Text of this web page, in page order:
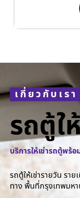
เกี่ยวกับเรา
รถตู้ใ
บริการให้เช่ารถตู้พร้
รถตู้ให้เช่ารายวัน รา
ทาง พื้นที่กรุงเทพมห